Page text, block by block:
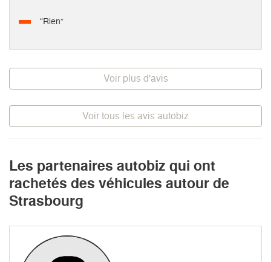
“Rien”
Voir plus d'avis
Voir tous les avis autobiz
Les partenaires autobiz qui ont
rachetés des véhicules autour de
Strasbourg